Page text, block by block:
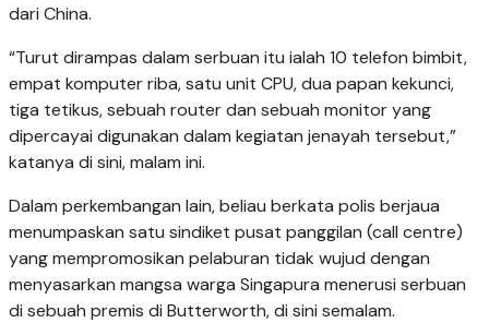
dari China.
“Turut dirampas dalam serbuan itu ialah 10 telefon bimbit,
empat komputer riba, satu unit CPU, dua papan kekunci,
tiga tetikus, sebuah router dan sebuah monitor yang
dipercayai digunakan dalam kegiatan jenayah tersebut,”
katanya di sini, malam ini.
Dalam perkembangan lain, beliau berkata polis berjaua
menumpaskan satu sindiket pusat panggilan (call centre)
yang mempromosikan pelaburan tidak wujud dengan
menyasarkan mangsa warga Singapura menerusi serbuan
di sebuah premis di Butterworth, di sini semalam.